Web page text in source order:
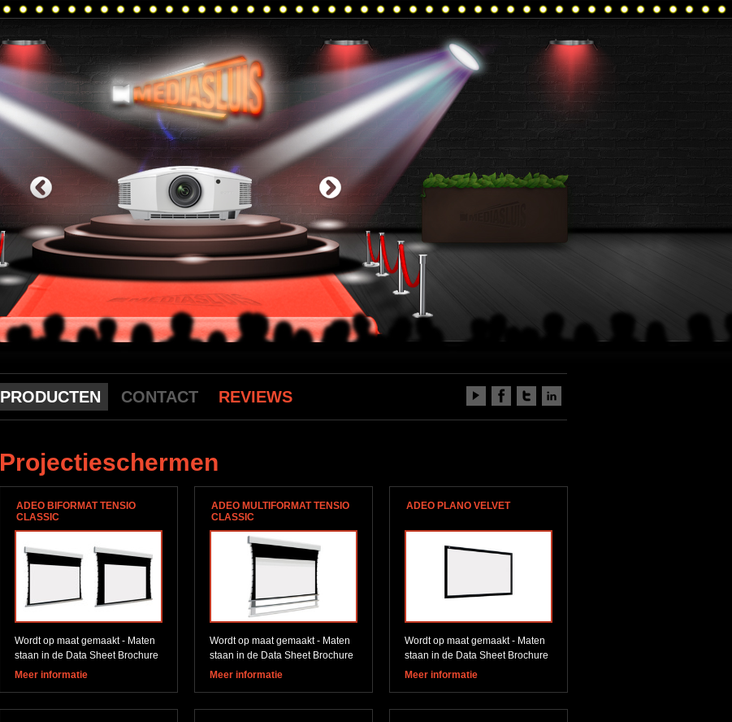
PRODUCTEN CONTACT REVIEWS
Projectieschermen
ADEO BIFORMAT TENSIO
CLASSIC
Wordt op maat gemaakt - Maten
staan in de Data Sheet Brochure
Meer informatie
ADEO MULTIFORMAT TENSIO
CLASSIC
Wordt op maat gemaakt - Maten
staan in de Data Sheet Brochure
Meer informatie
ADEO PLANO VELVET
Wordt op maat gemaakt - Maten
staan in de Data Sheet Brochure
Meer informatie